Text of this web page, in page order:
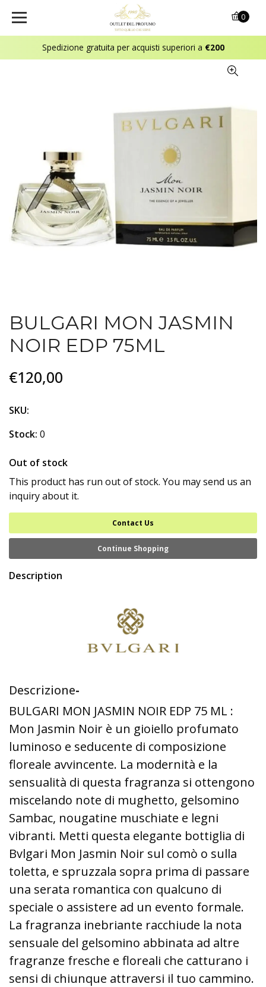
Spedizione gratuita per acquisti superiori a €200
0
BULGARI MON JASMIN
NOIR EDP 75ML
€120,00
SKU:
Stock: 0
Out of stock
This product has run out of stock. You may send us an
inquiry about it.
Contact Us
Continue Shopping
Description
Descrizione-
BULGARI MON JASMIN NOIR EDP 75 ML :
Mon Jasmin Noir è un gioiello profumato
luminoso e seducente di composizione
floreale avvincente. La modernità e la
sensualità di questa fragranza si ottengono
miscelando note di mughetto, gelsomino
Sambac, nougatine muschiate e legni
vibranti. Metti questa elegante bottiglia di
Bvlgari Mon Jasmin Noir sul comò o sulla
toletta, e spruzzala sopra prima di passare
una serata romantica con qualcuno di
speciale o assistere ad un evento formale.
La fragranza inebriante racchiude la nota
sensuale del gelsomino abbinata ad altre
fragranze fresche e floreali che catturano i
sensi di chiunque attraversi il tuo cammino.